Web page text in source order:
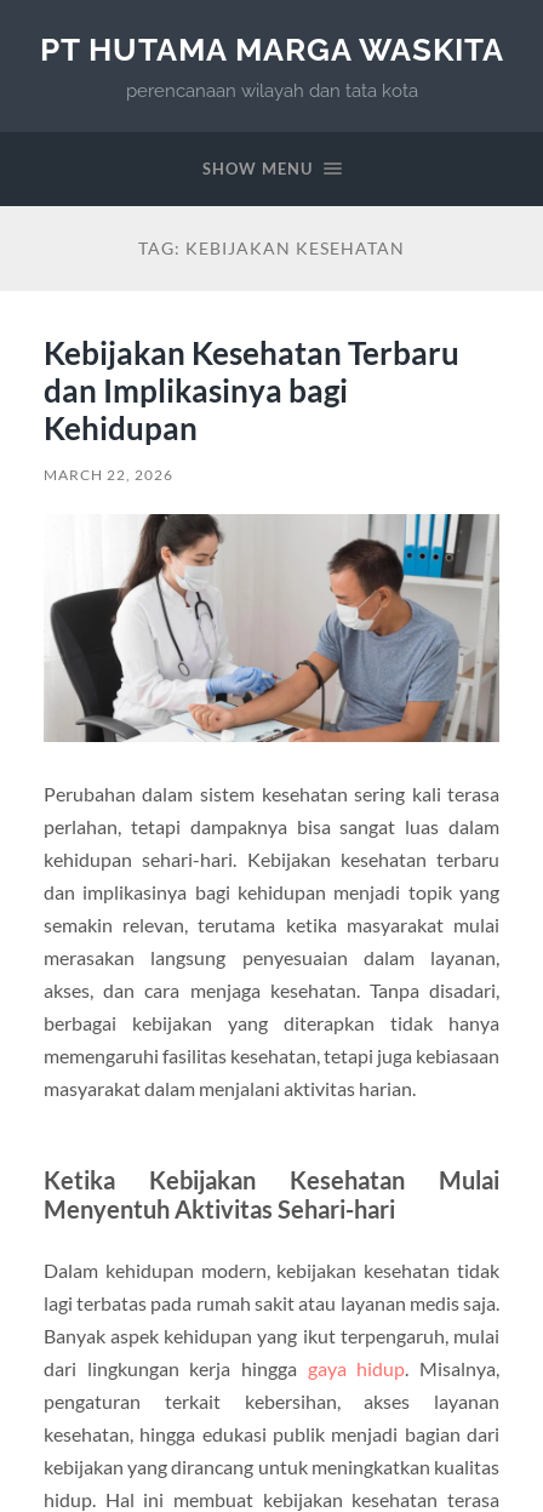
PT HUTAMA MARGA WASKITA
perencanaan wilayah dan tata kota
SHOW MENU
TAG: KEBIJAKAN KESEHATAN
Kebijakan Kesehatan Terbaru
dan Implikasinya bagi
Kehidupan
MARCH 22, 2026
Perubahan dalam sistem kesehatan sering kali terasa
perlahan, tetapi dampaknya bisa sangat luas dalam
kehidupan sehari-hari. Kebijakan kesehatan terbaru
dan implikasinya bagi kehidupan menjadi topik yang
semakin relevan, terutama ketika masyarakat mulai
merasakan langsung penyesuaian dalam layanan,
akses, dan cara menjaga kesehatan. Tanpa disadari,
berbagai kebijakan yang diterapkan tidak hanya
memengaruhi fasilitas kesehatan, tetapi juga kebiasaan
masyarakat dalam menjalani aktivitas harian.
Ketika Kebijakan Kesehatan Mulai
Menyentuh Aktivitas Sehari-hari
Dalam kehidupan modern, kebijakan kesehatan tidak
lagi terbatas pada rumah sakit atau layanan medis saja.
Banyak aspek kehidupan yang ikut terpengaruh, mulai
dari lingkungan kerja hingga gaya hidup . Misalnya,
pengaturan terkait kebersihan, akses layanan
kesehatan, hingga edukasi publik menjadi bagian dari
kebijakan yang dirancang untuk meningkatkan kualitas
hidup. Hal ini membuat kebijakan kesehatan terasa